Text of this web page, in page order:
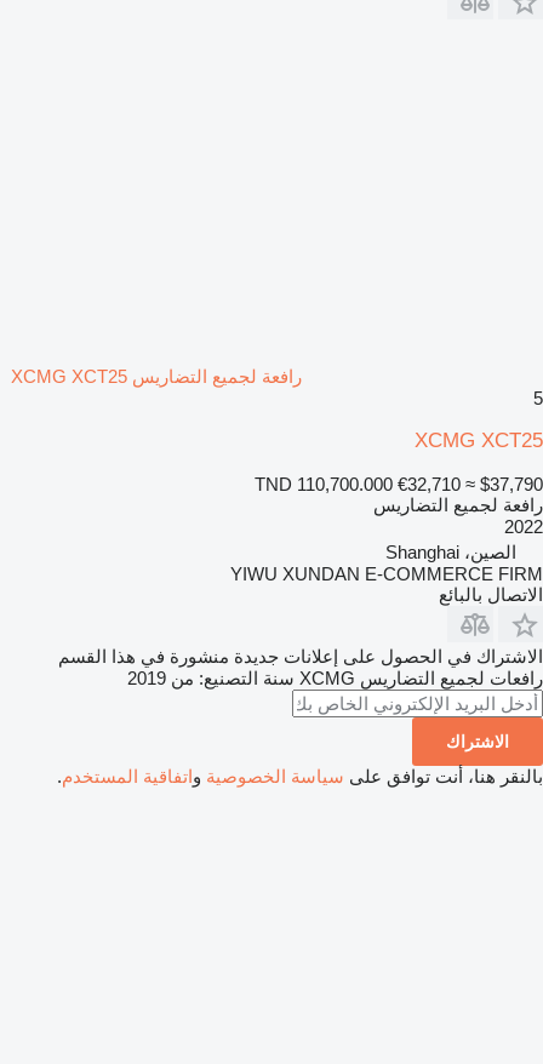
رافعة لجميع التضاريس XCMG XCT25
5
XCMG XCT25
TND 110,700.000 €32,710 ≈ $37,790
رافعة لجميع التضاريس
2022
الصين، Shanghai
YIWU XUNDAN E-COMMERCE FIRM
الاتصال بالبائع
الاشتراك في الحصول على إعلانات جديدة منشورة في هذا القسم
رافعات لجميع التضاريس XCMG سنة التصنيع: من 2019
الاشتراك
بالنقر هنا، أنت توافق على سياسة الخصوصية واتفاقية المستخدم.